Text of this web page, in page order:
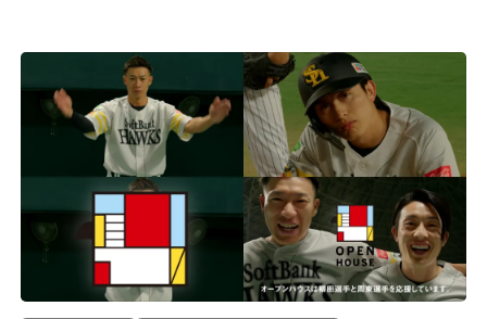
#SVリーグ #群馬クレインサンダーズ
#東京ヤクルトスワローズ
#福岡ソフトバンクホークス
#東京ヤクルトスワローズベースボールアカデミー
#BIG6.TV #村上選手 #小須田選手